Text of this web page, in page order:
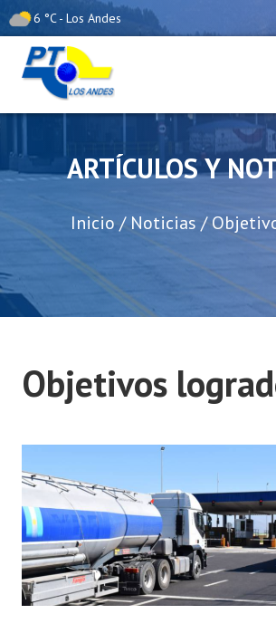
Skip
to
content
6 °C - Los Andes
Puerto
Andes
ARTÍCULOS Y
Inicio / Noticias /
Objetivos